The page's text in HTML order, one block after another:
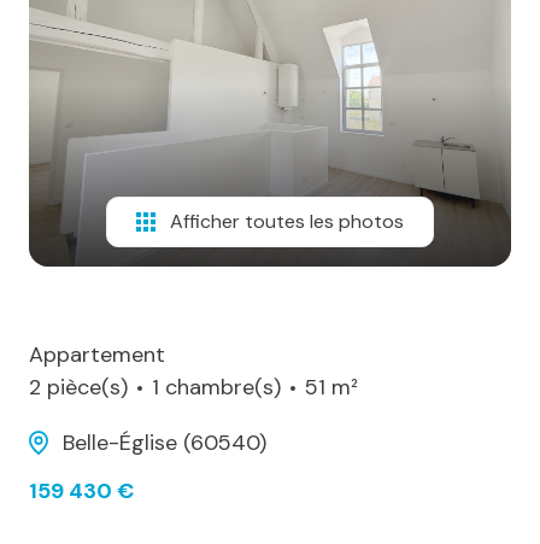
Alerte
e-
mail
Contact
Afficher toutes les photos
Appartement
2 pièce(s)
1 chambre(s)
51 m²
Belle-Église (60540)
159 430 €